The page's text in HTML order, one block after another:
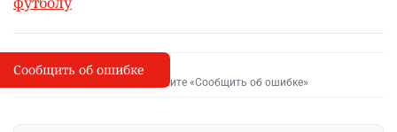
I
Сообщить об опечатке
Выделите фрагмент и нажмите «Сообщить об ошибке»
Сообщить об ошибке